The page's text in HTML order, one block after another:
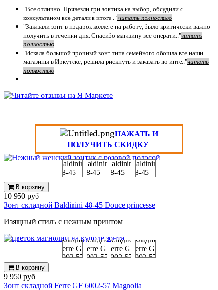
"Все отлично. Привезли три зонтика на выбор, обсудили с
консультаном все детали в итоге ." читать полностью
"Заказали зонт в подарок коллеге на работу, было критически важно
получить в течении дня. Спасибо магазину все операти.."читать
полностью
"Искала большой прочный зонт типа семейного обошла все наши
магазины в Иркутске, решила рискнуть и заказать по инте.."читать
полностью
НАЖАТЬ И
ПОЛУЧИТЬ СКИДКУ
В корзину
10 950 руб
Зонт складной Baldinini 48-45 Douce princesse
Изящный стиль с нежным принтом
В корзину
9 950 руб
Зонт складной Ferre GF 6002-57 Magnolia